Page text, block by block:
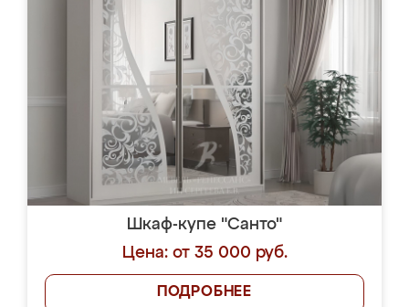
Шкаф-купе "Санто"
Цена: от 35 000 руб.
ПОДРОБНЕЕ